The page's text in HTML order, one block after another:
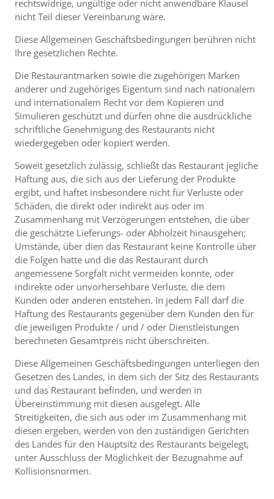
rechtswidrige, ungültige oder nicht anwendbare Klausel
nicht Teil dieser Vereinbarung wäre.
Diese Allgemeinen Geschäftsbedingungen berühren nicht
Ihre gesetzlichen Rechte.
Die Restaurantmarken sowie die zugehörigen Marken
anderer und zugehöriges Eigentum sind nach nationalem
und internationalem Recht vor dem Kopieren und
Simulieren geschützt und dürfen ohne die ausdrückliche
schriftliche Genehmigung des Restaurants nicht
wiedergegeben oder kopiert werden.
Soweit gesetzlich zulässig, schließt das Restaurant jegliche
Haftung aus, die sich aus der Lieferung der Produkte
ergibt, und haftet insbesondere nicht für Verluste oder
Schäden, die direkt oder indirekt aus oder im
Zusammenhang mit Verzögerungen entstehen, die über
die geschätzte Lieferungs- oder Abholzeit hinausgehen;
Umstände, über dien das Restaurant keine Kontrolle über
die Folgen hatte und die das Restaurant durch
angemessene Sorgfalt nicht vermeiden konnte, oder
indirekte oder unvorhersehbare Verluste, die dem
Kunden oder anderen entstehen. In jedem Fall darf die
Haftung des Restaurants gegenüber dem Kunden den für
die jeweiligen Produkte / und / oder Dienstleistungen
berechneten Gesamtpreis nicht überschreiten.
Diese Allgemeinen Geschäftsbedingungen unterliegen den
Gesetzen des Landes, in dem sich der Sitz des Restaurants
und das Restaurant befinden, und werden in
Übereinstimmung mit diesen ausgelegt. Alle
Streitigkeiten, die sich aus oder im Zusammenhang mit
diesen ergeben, werden von den zuständigen Gerichten
des Landes für den Hauptsitz des Restaurants beigelegt,
unter Ausschluss der Möglichkeit der Bezugnahme auf
Kollisionsnormen.